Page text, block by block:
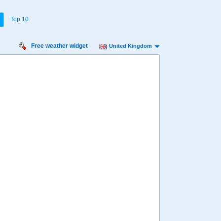
Top 10
Free weather widget United Kingdom